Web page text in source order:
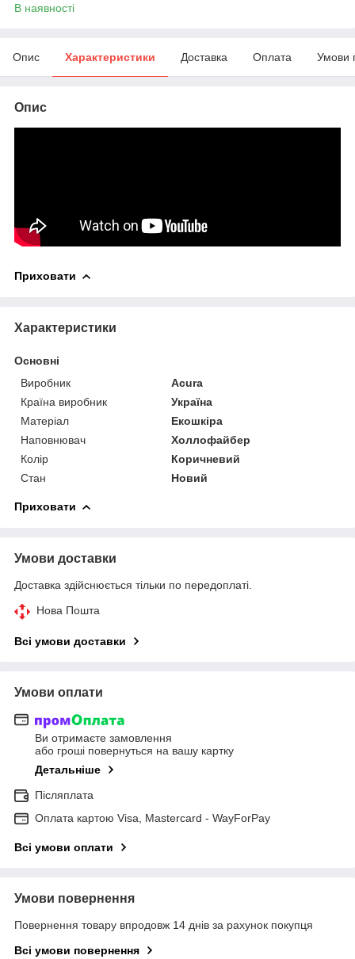
В наявності
Опис Характеристики Доставка Оплата Умови
Опис
Приховати
Характеристики
Основні
Виробник
Acura
Країна виробник
Україна
Матеріал
Екошкіра
Наповнювач
Холлофайбер
Колір
Коричневий
Стан
Новий
Приховати
Умови доставки
Доставка здійснюється тільки по передоплаті.
Нова Пошта
Всі умови доставки
Умови оплати
Ви отримаєте замовлення
або гроші повернуться на вашу картку
Детальніше
Післяплата
Оплата картою Visa, Mastercard - WayForPay
Всі умови оплати
Умови повернення
Повернення товару впродовж 14 днів за рахунок покупця
Всі умови повернення